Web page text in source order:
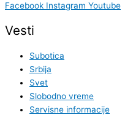
Facebook Instagram Youtube
Vesti
Subotica
Srbija
Svet
Slobodno vreme
Servisne informacije